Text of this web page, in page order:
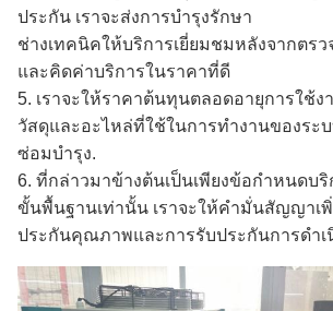
ประกัน เราจะส่งการบำรุงรักษา
ช่างเทคนิคให้บริการเยี่ยมชมหลังจากตร
และคิดค่าบริการในราคาที่ดี
5. เราจะให้ราคาต้นทุนตลอดอายุการใช้
วัสดุและอะไหล่ที่ใช้ในการทำงานของระ
ซ่อมบำรุง.
6. ที่กล่าวมาข้างต้นเป็นเพียงข้อกำหนดบ
ขั้นพื้นฐานเท่านั้น เราจะให้คำมั่นสัญญาเพิ่
ประกันคุณภาพและการรับประกันการดำเ